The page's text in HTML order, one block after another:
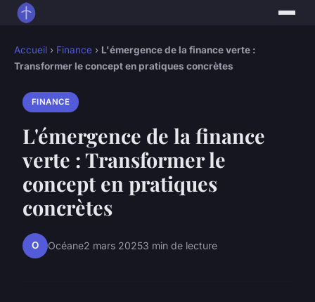
Accueil › Finance › L'émergence de la finance verte :
Transformer le concept en pratiques concrètes
FINANCE
L'émergence de la finance
verte : Transformer le
concept en pratiques
concrètes
O Océane2 mars 20253 min de lecture